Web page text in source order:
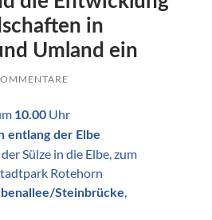
in
Umland ein
10.00 Uhr
entlang der Elbe
Sülze in die Elbe, zum
Rotehorn
Steinbrücke